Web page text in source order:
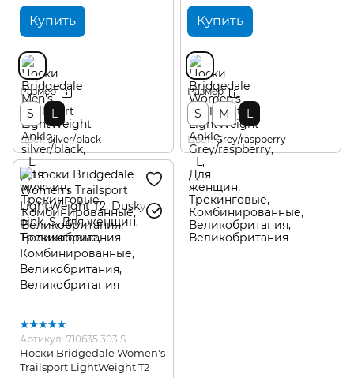
Купить
Размер
S L
Цвет silver/black
Купить
Размер
S M L
Цвет Grey/raspberry
Артикул: 710635.303.S
Носки Bridgedale Women's
Trailsport LightWeight T2